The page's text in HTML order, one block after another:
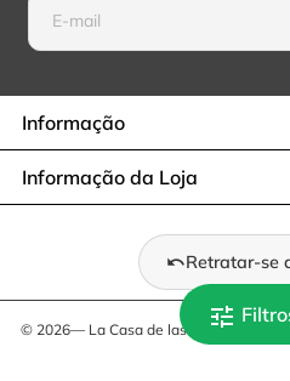
tune
Informação
Informação da Loja
Retratar-se
© 2026— La Casa de las Carcasas